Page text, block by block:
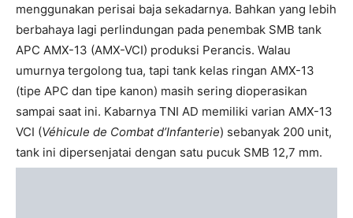
menggunakan perisai baja sekadarnya. Bahkan yang lebih
berbahaya lagi perlindungan pada penembak SMB tank
APC AMX-13 (AMX-VCI) produksi Perancis. Walau
umurnya tergolong tua, tapi tank kelas ringan AMX-13
(tipe APC dan tipe kanon) masih sering dioperasikan
sampai saat ini. Kabarnya TNI AD memiliki varian AMX-13
VCI (Véhicule de Combat d’Infanterie) sebanyak 200 unit,
tank ini dipersenjatai dengan satu pucuk SMB 12,7 mm.